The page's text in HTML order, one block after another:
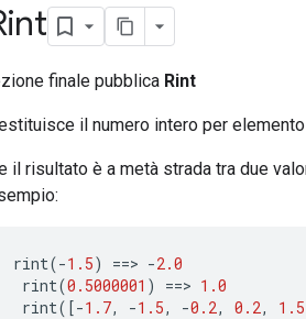
finale pubblica Rint
il numero intero per
il risultato è a metà strada tra due
rint(-1.5) ==> -2.0
rint(0.5000001 ) ==> 1.0
rint( [-1.7, -1.5, -0.2, 0.2, 1.5